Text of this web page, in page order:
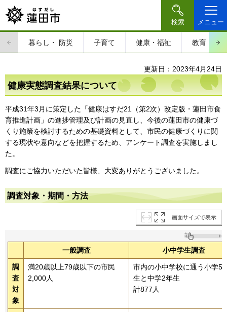
検索 メニュー
暮らし・ 防災 子育て 健康・福祉 教育・文
更新日：2023年4月24日
健康実態調査結果について
平成31年3月に策定した「健康はすだ21（第2次）改定版・蓮田市食
育推進計画」の進捗管理及び計画の見直し、今後の蓮田市の健康づ
くり施策を検討するための基礎資料として、市民の健康づくりに関
する現状や意向などを把握するため、アンケート調査を実施しまし
た。
調査にご協力いただいた皆様、大変ありがとうございました。
調査対象・期間・方法
画面サイズで表示
一般調査 小中学生調査
調
査
対
象
満20歳以上79歳以下の市民
2,000人
市内の小中学校に通う小学5
生と中学2年生
計877人